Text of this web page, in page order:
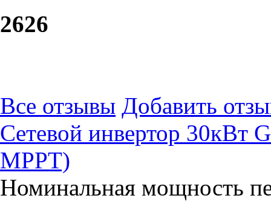
2626
Все отзывы Добавить
Сетевой инвертор 30кВт
МРРТ)
Номинальная мощность